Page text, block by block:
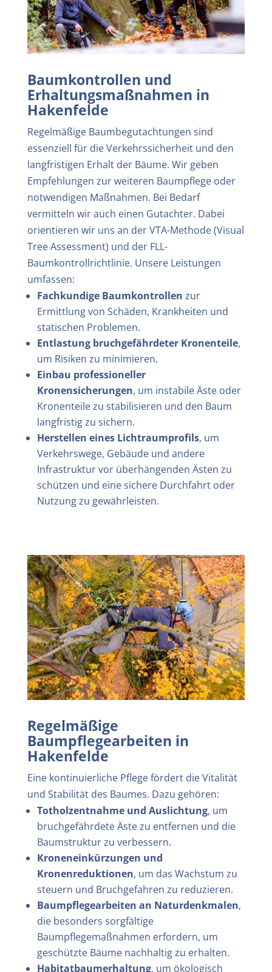
Baumkontrollen und
Erhaltungsmaßnahmen in
Hakenfelde
Regelmäßige Baumbegutachtungen sind
essenziell für die Verkehrssicherheit und den
langfristigen Erhalt der Bäume. Wir geben
Empfehlungen zur weiteren Baumpflege oder
notwendigen Maßnahmen. Bei Bedarf
vermitteln wir auch einen Gutachter. Dabei
orientieren wir uns an der VTA-Methode (Visual
Tree Assessment) und der FLL-
Baumkontrollrichtlinie. Unsere Leistungen
umfassen:
Fachkundige Baumkontrollen zur
Ermittlung von Schäden, Krankheiten und
statischen Problemen.
Entlastung bruchgefährdeter Kronenteile,
um Risiken zu minimieren.
Einbau professioneller
Kronensicherungen, um instabile Äste oder
Kronenteile zu stabilisieren und den Baum
langfristig zu sichern.
Herstellen eines Lichtraumprofils, um
Verkehrswege, Gebäude und andere
Infrastruktur vor überhängenden Ästen zu
schützen und eine sichere Durchfahrt oder
Nutzung zu gewährleisten.
Regelmäßige
Baumpflegearbeiten in
Hakenfelde
Eine kontinuierliche Pflege fördert die Vitalität
und Stabilität des Baumes. Dazu gehören:
Totholzentnahme und Auslichtung, um
bruchgefährdete Äste zu entfernen und die
Baumstruktur zu verbessern.
Kroneneinkürzungen und
Kronenreduktionen, um das Wachstum zu
steuern und Bruchgefahren zu reduzieren.
Baumpflegearbeiten an Naturdenkmalen,
die besonders sorgfältige
Baumpflegemaßnahmen erfordern, um
geschützte Bäume nachhaltig zu erhalten.
Habitatbaumerhaltung, um ökologisch